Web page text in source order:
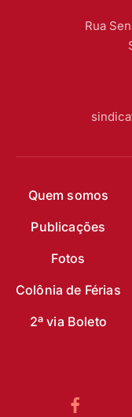
Quem somos
Publicações
Fotos
Colônia de Férias
2ª via Boleto
Rua